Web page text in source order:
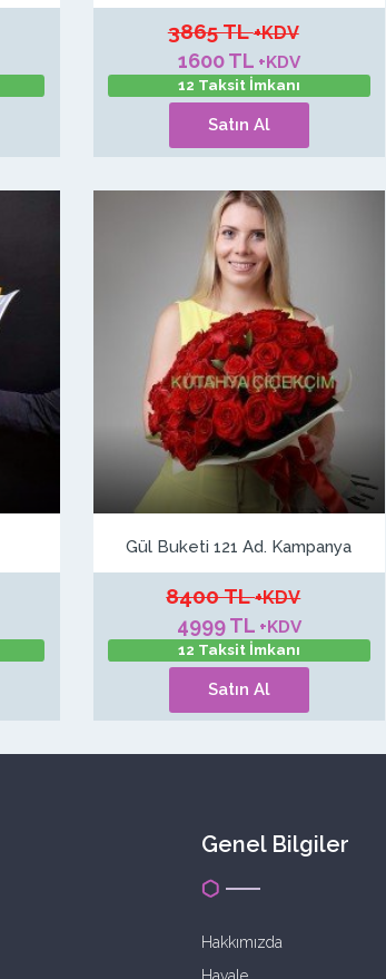
3865 TL+KDV
1600 TL +KDV
12 Taksit İmkanı
Satın Al
Gül Buketi 121 Ad. Kampanya
8400 TL+KDV
4999 TL +KDV
12 Taksit İmkanı
Satın Al
Genel Bilgiler
Hakkımızda